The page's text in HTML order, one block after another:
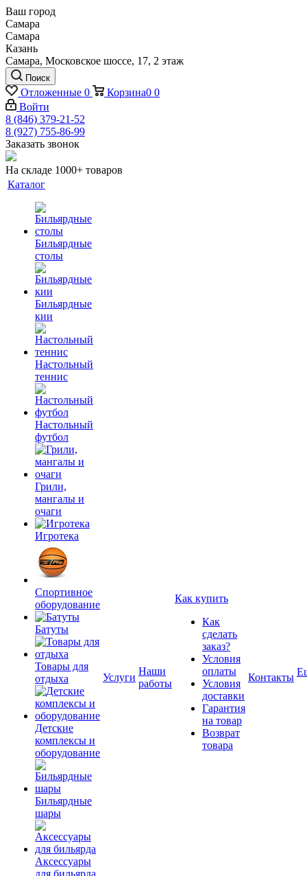
Ваш город
Самара
Самара
Казань
Самара, Московское шоссе, 17, 2 этаж
Поиск
Отложенные 0 Корзина0 0
Войти
8 (846) 379-21-52
8 (927) 755-86-99
Заказать звонок
На складе 1000+ товаров
Каталог
Бильярдные
столы
Бильярдные
кии
Настольный
теннис
Настольный
футбол
Грили,
мангалы и
очаги
Игротека
Спортивное
оборудование
Батуты
Товары для
отдыха
Детские
комплексы и
оборудование
Бильярдные
шары
Аксессуары
для бильярда
Услуги
Наши
работы
Как купить
Как
сделать
заказ?
Условия
оплаты
Условия
доставки
Гарантия
на товар
Возврат
товара
Контакты